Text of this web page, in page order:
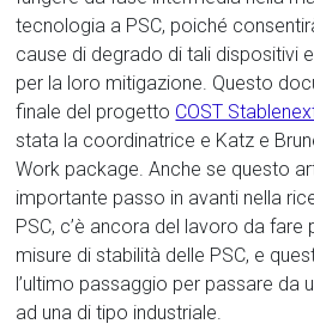
tecnologia a PSC, poiché
cause di degrado di tali dispositivi
per la loro mitigazione. Questo
finale del progetto COST
stata la coordinatrice e Katz e
Work package. Anche se questo
importante passo in avanti nella
PSC, c’è ancora del lavoro da fare
misure di stabilità delle PSC, e
l’ultimo passaggio per passare da
ad una di tipo industriale.